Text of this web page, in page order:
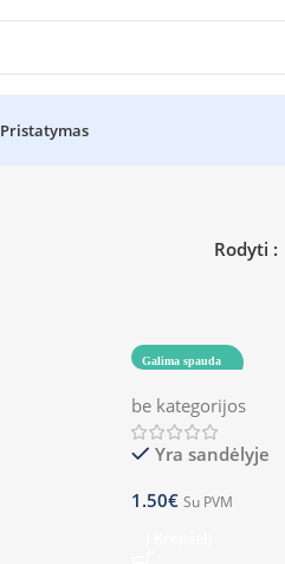
Pristatymas
Rodyti
Galima spauda
be kategorijos
Yra sandėlyje
1.50€ Su PVM